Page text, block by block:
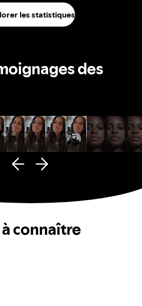
les statistiques
des
Fana Hues
connaître